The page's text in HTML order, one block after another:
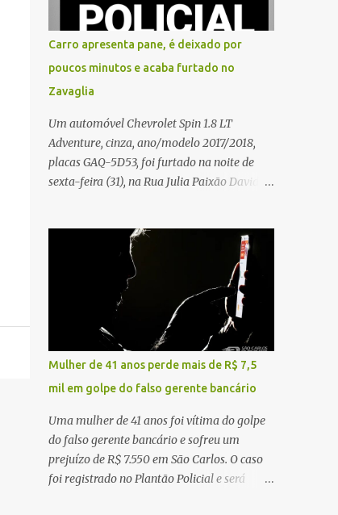
atenção de moradores e de pessoas que
estavam nas proximidades. Ainda conforme
o registro policial, a vítima relatou que, ao
receber a entrega, voltou a ser ofendida com
palavras de baixo calão e insultos. Ela
que se sentiu ameaçada, coagida e
humilhada com a situação. Fonte: São
Carlos Agora
Carro apresenta pane, é deixado por
poucos minutos e acaba furtado no
Zavaglia
Um automóvel Chevrolet Spin 1.8 LT
Adventure, cinza, ano/modelo 2017/2018,
placas GAQ-5D53, foi furtado na noite de
sexta-feira (31), na Rua Julia Paixão David,
motorista seguia pela via quando o veículo
apresentou uma pane elétrica no painel,
deixando de funcionar e impossibilitando
uma nova partida. Ainda segundo o registro
policial, o condutor estacionou o carro,
certificou-se de que todas as portas estavam
trancadas, permaneceu com a chave de
ignição e se ausentou do local por cerca de
dez minutos para buscar ajuda. Ao retornar,
constatou que o automóvel havia
desaparecido. A vítima realizou buscas pelas
imediações, mas não conseguiu localizar o
veículo. Conforme o boletim, um menino de
Mulher de 41 anos perde mais de R$ 7,5
mil em golpe do falso gerente bancário
Uma mulher de 41 anos foi vítima do golpe
do falso gerente bancário e sofreu um
prejuízo de R$ 7.550 em São Carlos. O caso
foi registrado no Plantão Policial e será